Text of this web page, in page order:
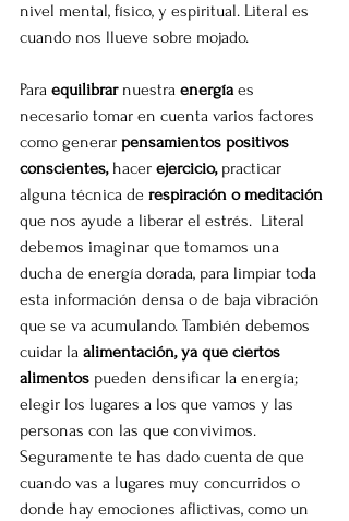
nivel mental, físico, y espiritual. Literal es
cuando nos llueve sobre mojado.
Para equilibrar nuestra energía es
necesario tomar en cuenta varios factores
como generar pensamientos positivos
conscientes, hacer ejercicio, practicar
alguna técnica de respiración o meditación
que nos ayude a liberar el estrés.  Literal
debemos imaginar que tomamos una
ducha de energía dorada, para limpiar toda
esta información densa o de baja vibración
que se va acumulando. También debemos
cuidar la alimentación, ya que ciertos
alimentos pueden densificar la energía;
elegir los lugares a los que vamos y las
personas con las que convivimos.
Seguramente te has dado cuenta de que
cuando vas a lugares muy concurridos o
donde hay emociones aflictivas, como un